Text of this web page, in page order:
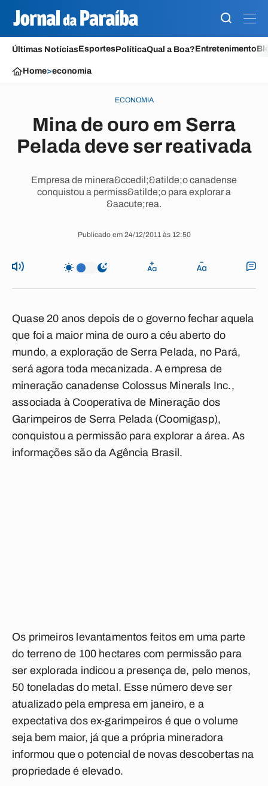
Últimas NotíciasEsportesPolíticaQual a Boa?Entretenimento
Home>economia
ECONOMIA
Mina de ouro em Serra
Pelada deve ser reativada
Empresa de minera&ccedil;&atilde;o canadense
conquistou a permiss&atilde;o para explorar a
&aacute;rea.
Publicado em 24/12/2011 às 12:50
Quase 20 anos depois de o governo fechar aquela
que foi a maior mina de ouro a céu aberto do
mundo, a exploração de Serra Pelada, no Pará,
será agora toda mecanizada. A empresa de
mineração canadense Colossus Minerals Inc.,
associada à Cooperativa de Mineração dos
Garimpeiros de Serra Pelada (Coomigasp),
conquistou a permissão para explorar a área. As
informações são da Agência Brasil.
Os primeiros levantamentos feitos em uma parte
do terreno de 100 hectares com permissão para
ser explorada indicou a presença de, pelo menos,
50 toneladas do metal. Esse número deve ser
atualizado pela empresa em janeiro, e a
expectativa dos ex-garimpeiros é que o volume
seja bem maior, já que a própria mineradora
informou que o potencial de novas descobertas na
propriedade é elevado.